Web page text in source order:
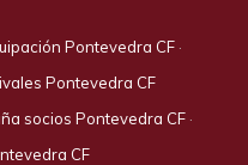
Pontevedra CF·
Pontevedra CF
socios Pontevedra CF ·
CF